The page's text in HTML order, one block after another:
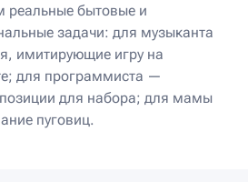
реальные бытовые и
задачи: для музыканта
имитирующие игру на
для программиста —
для набора; для мамы
пуговиц.